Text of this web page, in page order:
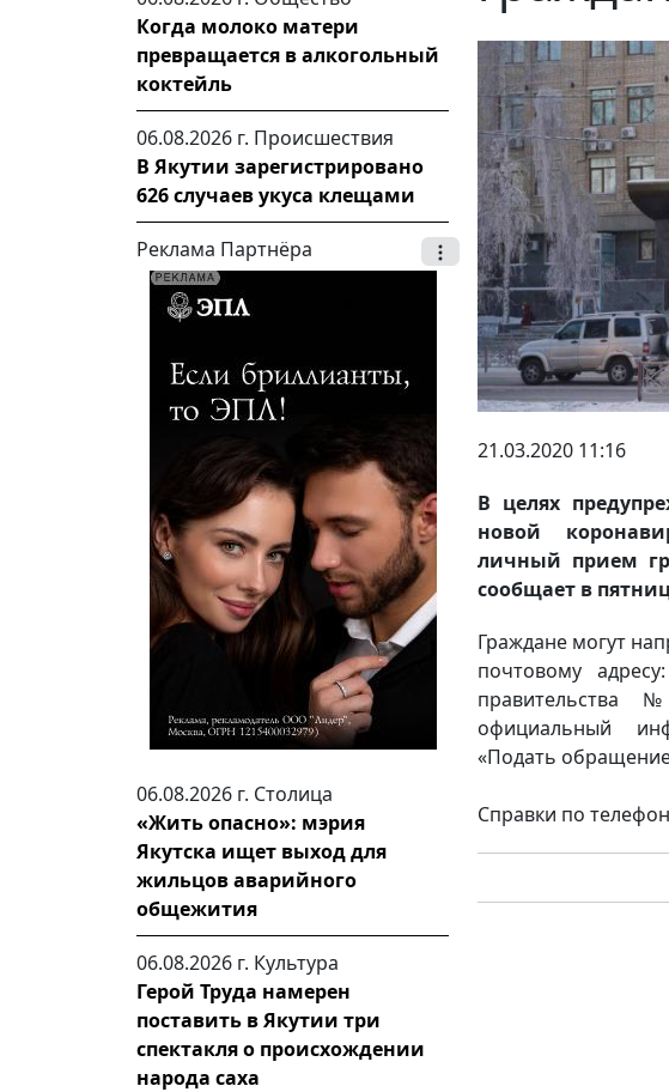
Когда молоко матери
превращается в алкогольный
коктейль
06.08.2026 г. Происшествия
В Якутии зарегистрировано
626 случаев укуса клещами
Реклама Партнёра
06.08.2026 г. Столица
«Жить опасно»: мэрия
Якутска ищет выход для
жильцов аварийного
общежития
06.08.2026 г. Культура
Герой Труда намерен
поставить в Якутии три
спектакля о происхождении
народа саха
21.03.2020 11:16
В целях
новой
личный прием
сообщает в
Граждане могут
почтовому
официальный
«Подать
Справки по